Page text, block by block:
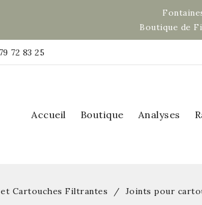
Boutique de
72 83 25
Accueil Boutique Analyses
Cartouches Filtrantes Joints pour